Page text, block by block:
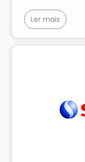
do SAP Business
Ler mais